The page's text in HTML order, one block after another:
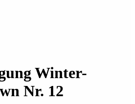
Winter-
Nr. 12